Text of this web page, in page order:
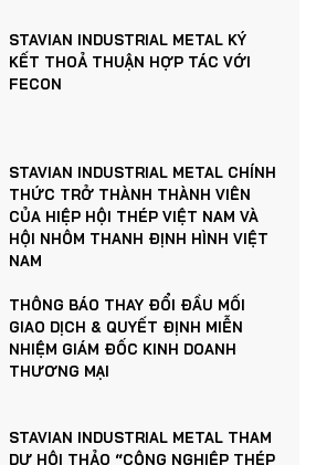
STAVIAN INDUSTRIAL METAL KÝ
KẾT THOẢ THUẬN HỢP TÁC VỚI
FECON
STAVIAN INDUSTRIAL METAL CHÍNH
THỨC TRỞ THÀNH THÀNH VIÊN
CỦA HIỆP HỘI THÉP VIỆT NAM VÀ
HỘI NHÔM THANH ĐỊNH HÌNH VIỆT
NAM
THÔNG BÁO THAY ĐỔI ĐẦU MỐI
GIAO DỊCH & QUYẾT ĐỊNH MIỄN
NHIỆM GIÁM ĐỐC KINH DOANH
THƯƠNG MẠI
STAVIAN INDUSTRIAL METAL THAM
DỰ HỘI THẢO “CÔNG NGHIỆP THÉP